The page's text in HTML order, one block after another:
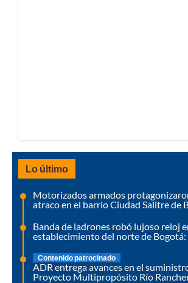
Lo último
Motorizados armados
atraco en el barrio Ciudad Salitre de
Banda de ladrones robó lujoso reloj
establecimiento del norte de Bogotá:
Contenido patrocinado
ADR entrega avances en el
Proyecto Multipropósito Río